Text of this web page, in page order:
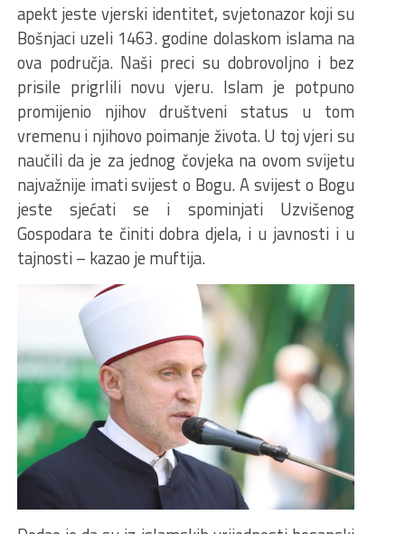
apekt jeste vjerski identitet, svjetonazor koji su
Bošnjaci uzeli 1463. godine dolaskom islama na
ova područja. Naši preci su dobrovoljno i bez
prisile prigrlili novu vjeru. Islam je potpuno
promijenio njihov društveni status u tom
vremenu i njihovo poimanje života. U toj vjeri su
naučili da je za jednog čovjeka na ovom svijetu
najvažnije imati svijest o Bogu. A svijest o Bogu
jeste sjećati se i spominjati Uzvišenog
Gospodara te činiti dobra djela, i u javnosti i u
tajnosti – kazao je muftija.